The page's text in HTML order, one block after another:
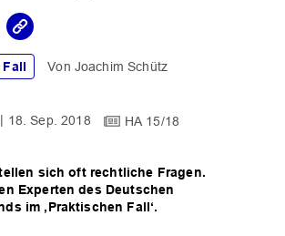
Fall Joachim Schütz
18. Sep. 2018 HA 15/18
sich oft rechtliche Fragen.
Experten des Deutschen
im ‚Praktischen Fall‘.